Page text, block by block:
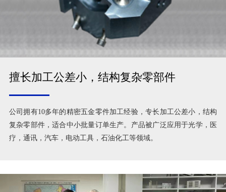
擅长加工公差小，结构复杂零部件
公司拥有10多年的精密五金零件加工经验，专长加工公差小，结构
复杂零部件，适合中小批量订单生产。产品被广泛应用于光学，医
疗，通讯，汽车，电动工具，石油化工等领域。